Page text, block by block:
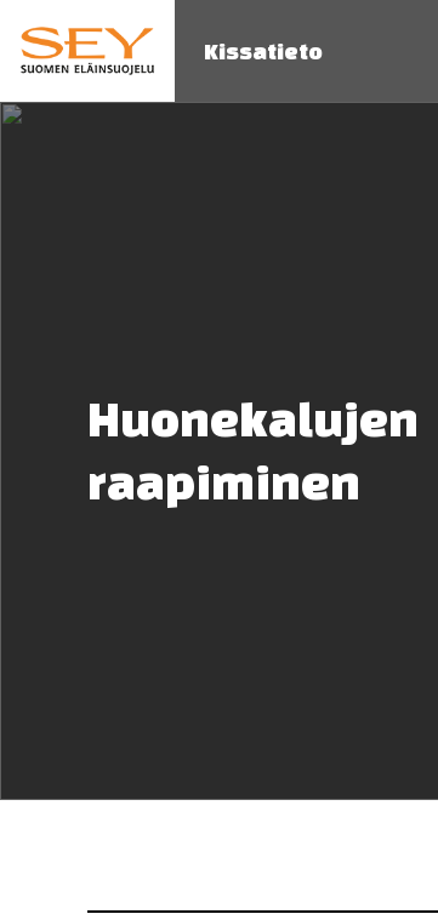
Kissatieto
Huonekalujen
raapiminen